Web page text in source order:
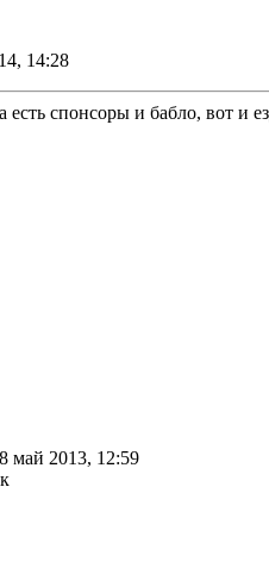
14:28
есть спонсоры и бабло, вот и
май 2013, 12:59